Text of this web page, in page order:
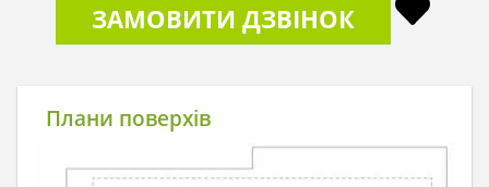
ЗАМОВИТИ ДЗВІНОК
Плани поверхів